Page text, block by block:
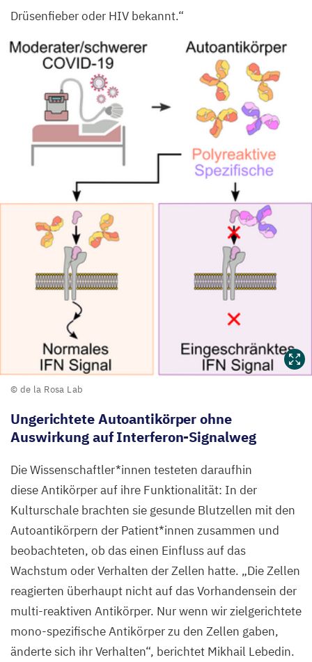
Drüsenfieber oder HIV bekannt.“
Rosa Lab
© de la Rosa Lab
Ungerichtete Autoantikörper ohne
Auswirkung auf Interferon-Signalweg
Die Wissenschaftler*innen testeten daraufhin
diese Antikörper auf ihre Funktionalität: In der
Kulturschale brachten sie gesunde Blutzellen mit den
Autoantikörpern der Patient*innen zusammen und
beobachteten, ob das einen Einfluss auf das
Wachstum oder Verhalten der Zellen hatte. „Die Zellen
reagierten überhaupt nicht auf das Vorhandensein der
multi-reaktiven Antikörper. Nur wenn wir zielgerichtete
mono-spezifische Antikörper zu den Zellen gaben,
änderte sich ihr Verhalten“, berichtet Mikhail Lebedin.